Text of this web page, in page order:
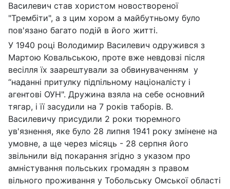
Василевич став хористом новоствореної
"Трембіти", а з цим хором а майбутньому було
пов'язано багато подій в його житті.
У 1940 році Володимир Василевич одружився з
Мартою Ковальською, проте вже невдовзі після
весілля їх заарештували за обвинуваченням у
“наданні притулку підпільному націоналісту і
агентові ОУН". Дружина взяла на себе основний
тягар, і її засудили на 7 років таборів. В.
Василевичу присудили 2 роки тюремного
ув'язнення, яке було 28 липня 1941 року змінене на
умовне, а ще через місяць - 28 серпня його
звільнили від покарання згідно з указом про
амністування польських громадян з правом
вільного проживання у Тобольську Омської області